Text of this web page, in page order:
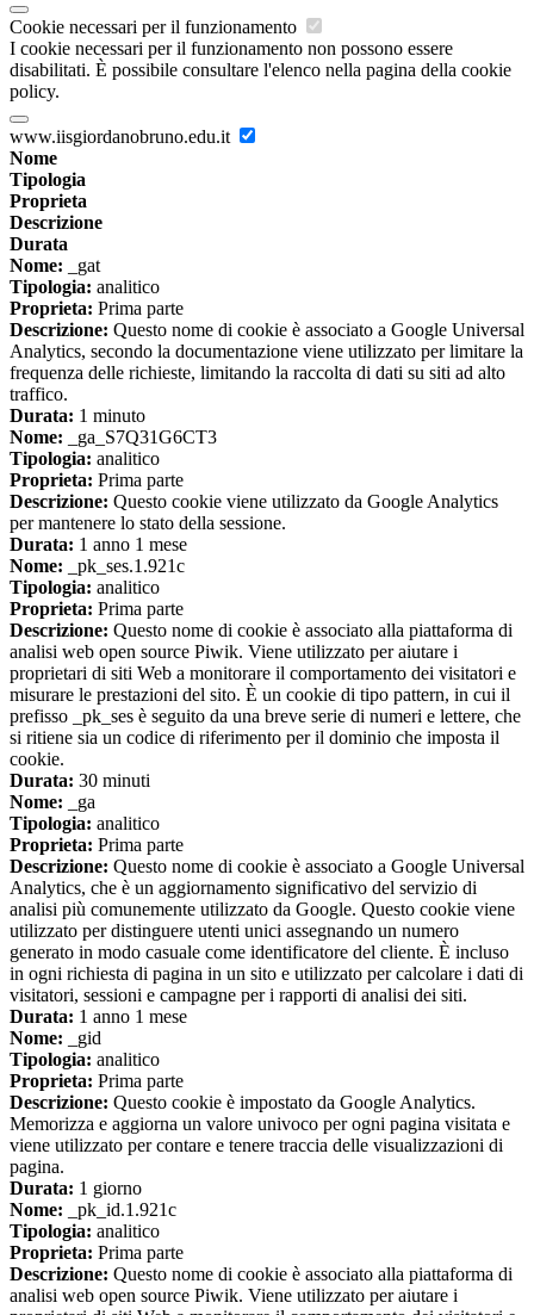
Cookie necessari per il funzionamento
I cookie necessari per il funzionamento non possono essere
disabilitati. È possibile consultare l'elenco nella pagina della cookie
policy.
www.iisgiordanobruno.edu.it
Nome
Tipologia
Proprieta
Descrizione
Durata
Nome: _gat
Tipologia: analitico
Proprieta: Prima parte
Descrizione: Questo nome di cookie è associato a Google Universal
Analytics, secondo la documentazione viene utilizzato per limitare la
frequenza delle richieste, limitando la raccolta di dati su siti ad alto
traffico.
Durata: 1 minuto
Nome: _ga_S7Q31G6CT3
Tipologia: analitico
Proprieta: Prima parte
Descrizione: Questo cookie viene utilizzato da Google Analytics
per mantenere lo stato della sessione.
Durata: 1 anno 1 mese
Nome: _pk_ses.1.921c
Tipologia: analitico
Proprieta: Prima parte
Descrizione: Questo nome di cookie è associato alla piattaforma di
analisi web open source Piwik. Viene utilizzato per aiutare i
proprietari di siti Web a monitorare il comportamento dei visitatori e
misurare le prestazioni del sito. È un cookie di tipo pattern, in cui il
prefisso _pk_ses è seguito da una breve serie di numeri e lettere, che
si ritiene sia un codice di riferimento per il dominio che imposta il
cookie.
Durata: 30 minuti
Nome: _ga
Tipologia: analitico
Proprieta: Prima parte
Descrizione: Questo nome di cookie è associato a Google Universal
Analytics, che è un aggiornamento significativo del servizio di
analisi più comunemente utilizzato da Google. Questo cookie viene
utilizzato per distinguere utenti unici assegnando un numero
generato in modo casuale come identificatore del cliente. È incluso
in ogni richiesta di pagina in un sito e utilizzato per calcolare i dati di
visitatori, sessioni e campagne per i rapporti di analisi dei siti.
Durata: 1 anno 1 mese
Nome: _gid
Tipologia: analitico
Proprieta: Prima parte
Descrizione: Questo cookie è impostato da Google Analytics.
Memorizza e aggiorna un valore univoco per ogni pagina visitata e
viene utilizzato per contare e tenere traccia delle visualizzazioni di
pagina.
Durata: 1 giorno
Nome: _pk_id.1.921c
Tipologia: analitico
Proprieta: Prima parte
Descrizione: Questo nome di cookie è associato alla piattaforma di
analisi web open source Piwik. Viene utilizzato per aiutare i